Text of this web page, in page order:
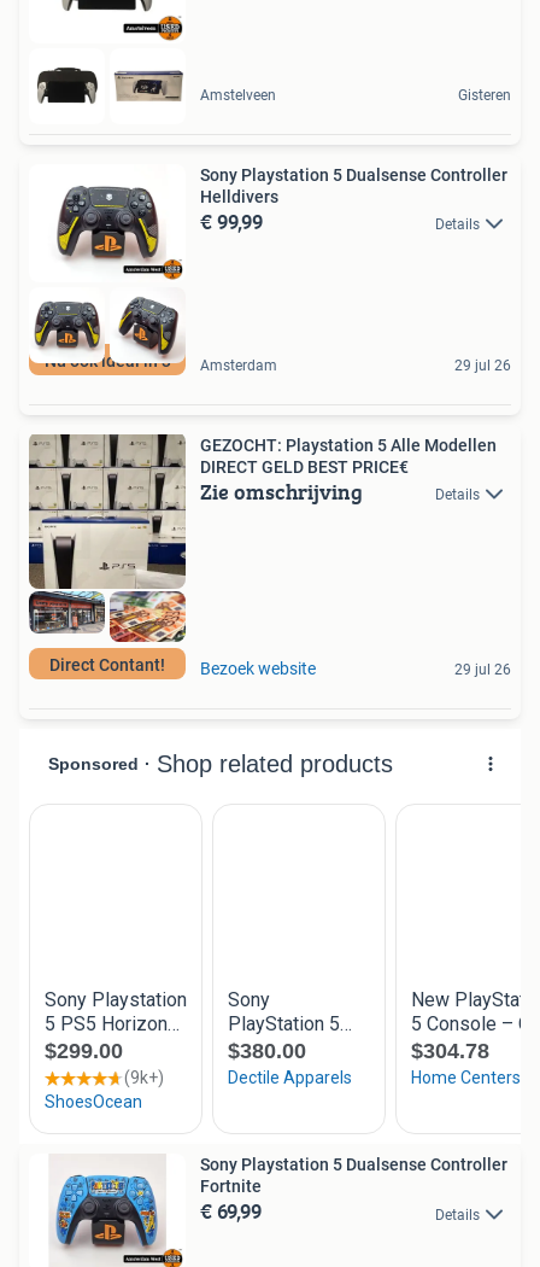
Amstelveen Gisteren
Nu ook ideal in 3
Sony Playstation 5 Dualsense Controller
Helldivers
€ 99,99 Details
Amsterdam 29 jul 26
Direct Contant!
GEZOCHT: Playstation 5 Alle Modellen
DIRECT GELD BEST PRICE€
Zie omschrijving Details
Bezoek website 29 jul 26
Sony Playstation 5 Dualsense Controller
Fortnite
€ 69,99 Details